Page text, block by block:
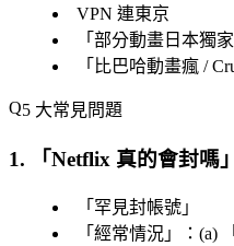
VPN 連東京
「 部分動畫日本獨家
「 比巴哈動畫瘋 /
5 大常見問題
1. 「Netflix 真的會封嗎 」
「 罕見封帳號 」
「 經常情況 」：(a) 「